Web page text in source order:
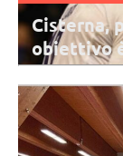
La
10 al